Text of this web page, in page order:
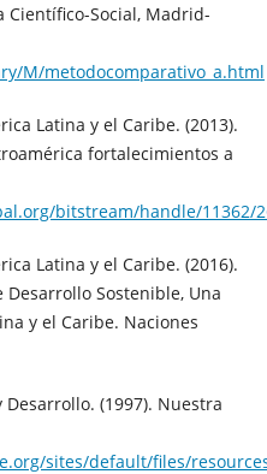
Científico-Social, Madrid-
M/metodocomparativo_a.html
Latina y el Caribe. (2013).
fortalecimientos a
bitstream/handle/11362/
Latina y el Caribe. (2016).
Sostenible, Una
y el Caribe. Naciones
(1997). Nuestra
sites/default/files/